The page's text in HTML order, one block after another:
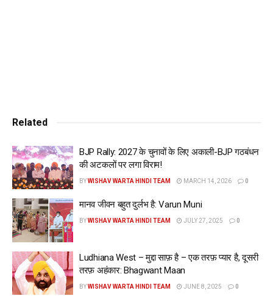
Related
BJP Rally: 2027 के चुनावों के लिए अकाली-BJP गठबंधन
की अटकलों पर लगा विराम!
BYWISHAV WARTA HINDI TEAM MARCH 14, 2026 0
मानव जीवन बहुत दुर्लभ है: Varun Muni
BYWISHAV WARTA HINDI TEAM JULY 27, 2025 0
Ludhiana West – मुद्दा साफ़ है – एक तरफ़ प्यार है, दूसरी
तरफ़ अहंकार: Bhagwant Maan
BYWISHAV WARTA HINDI TEAM JUNE 8, 2025 0